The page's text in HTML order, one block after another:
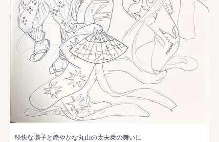
軽快な囃子と艶やかな丸山の太夫衆の舞いに